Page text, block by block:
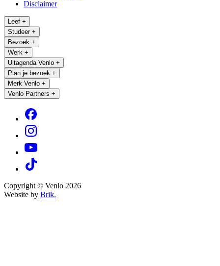
Disclaimer
Leef +
Studeer +
Bezoek +
Werk +
Uitagenda Venlo +
Plan je bezoek +
Merk Venlo +
Venlo Partners +
Copyright © Venlo 2026
Website by Brik.